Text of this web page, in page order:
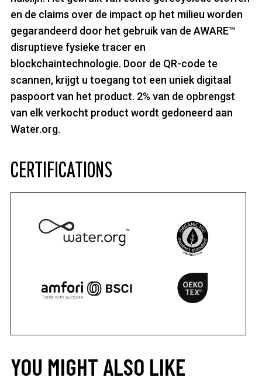
en de claims over de impact op het milieu worden
gegarandeerd door het gebruik van de AWARE™
disruptieve fysieke tracer en
blockchaintechnologie. Door de QR-code te
scannen, krijgt u toegang tot een uniek digitaal
paspoort van het product. 2% van de opbrengst
van elk verkocht product wordt gedoneerd aan
Water.org.
CERTIFICATIONS
YOU MIGHT ALSO LIKE